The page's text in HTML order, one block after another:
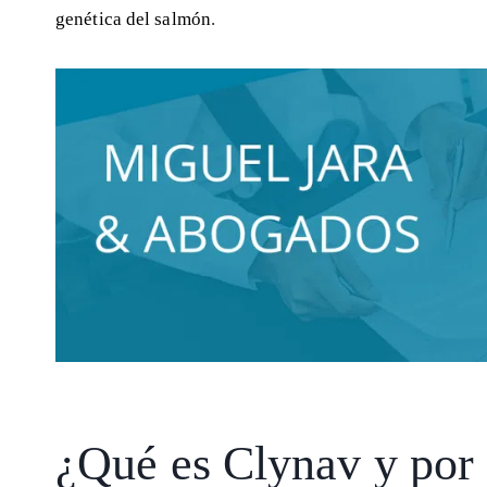
genética del salmón.
¿Qué es Clynav y por